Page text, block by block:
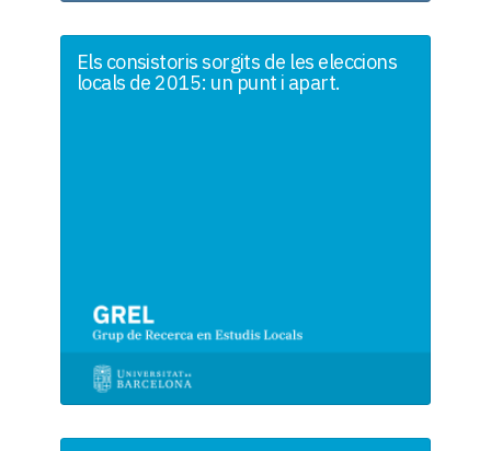
Els consistoris sorgits de les eleccions
locals de 2015: un punt i apart.